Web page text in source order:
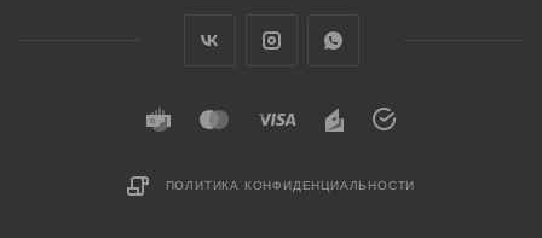
ПОЛИТИКА КОНФИДЕНЦИАЛЬНОСТИ